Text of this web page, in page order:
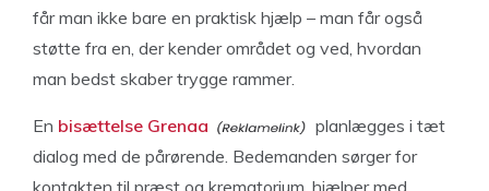
får man ikke bare en praktisk hjælp – man får også
støtte fra en, der kender området og ved, hvordan
man bedst skaber trygge rammer.
En bisættelse Grenaa
planlægges i tæt
dialog med de pårørende. Bedemanden sørger for
kontakten til præst og krematorium, hjælper med